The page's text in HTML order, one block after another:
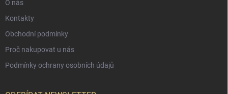
O nás
Kontakty
Obchodní podmínky
Proč nakupovat u nás
Podmínky ochrany osobních údajů